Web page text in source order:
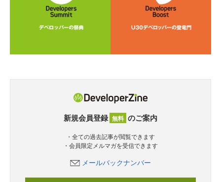
新規会員登録 無料 のご案内
・全ての過去記事が閲覧できます
・会員限定メルマガを受信できます
メールバックナンバー